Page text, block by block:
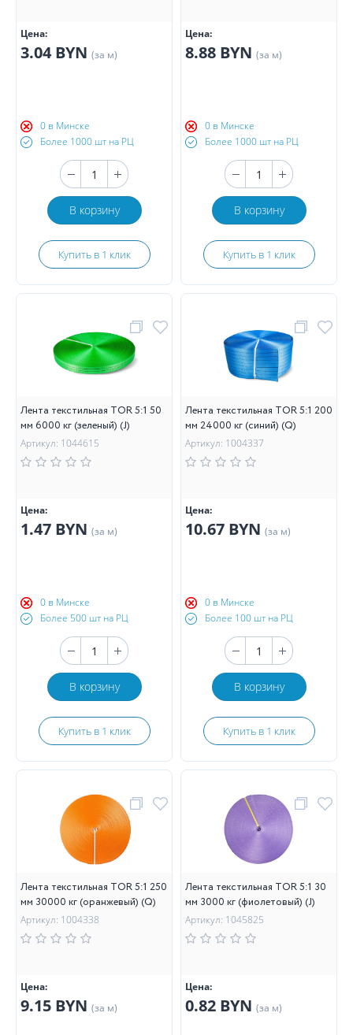
Цена:
3.04 BYN (за м)
0 в Минске
Более 1000 шт на РЦ
В корзину
Купить в 1 клик
Цена:
8.88 BYN (за м)
0 в Минске
Более 1000 шт на РЦ
В корзину
Купить в 1 клик
Лента текстильная TOR 5:1 50
мм 6000 кг (зеленый) (J)
Артикул: 1044615
Цена:
1.47 BYN (за м)
0 в Минске
Более 500 шт на РЦ
В корзину
Купить в 1 клик
Лента текстильная TOR 5:1 200
мм 24000 кг (синий) (Q)
Артикул: 1004337
Цена:
10.67 BYN (за м)
0 в Минске
Более 100 шт на РЦ
В корзину
Купить в 1 клик
Лента текстильная TOR 5:1 250
мм 30000 кг (оранжевый) (Q)
Артикул: 1004338
Цена:
9.15 BYN (за м)
Лента текстильная TOR 5:1 30
мм 3000 кг (фиолетовый) (J)
Артикул: 1045825
Цена:
0.82 BYN (за м)